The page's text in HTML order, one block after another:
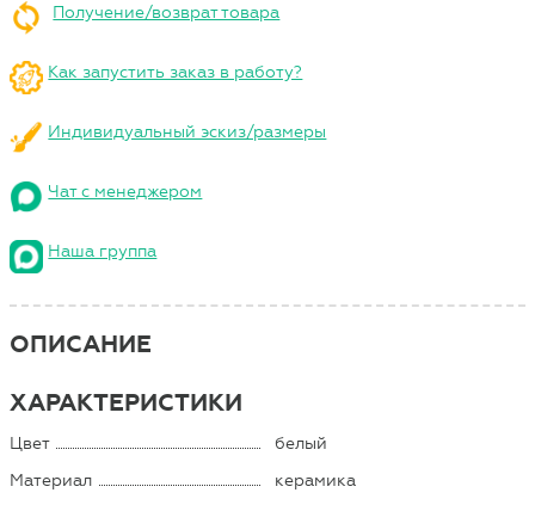
Получение/возврат товара
Как запустить заказ в работу?
Индивидуальный эскиз/размеры
Чат с менеджером
Наша группа
ОПИСАНИЕ
ХАРАКТЕРИСТИКИ
Цвет
белый
Материал
керамика